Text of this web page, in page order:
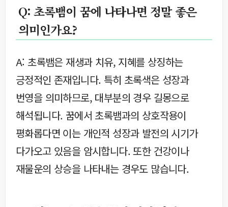
Q: 초록뱀이 꿈에 나타나면 정말 좋은
의미인가요?
A: 초록뱀은 재생과 치유, 지혜를 상징하는
긍정적인 존재입니다. 특히 초록색은 성장과
번영을 의미하므로, 대부분의 경우 길몽으로
해석됩니다. 꿈에서 초록뱀과의 상호작용이
평화롭다면 이는 개인적 성장과 발전의 시기가
다가오고 있음을 암시합니다. 또한 건강이나
재물운의 상승을 나타내는 경우도 많습니다.